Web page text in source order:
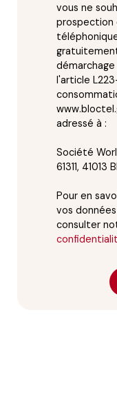
vous ne
prospection
l'article
adressé à :
Société
61311, 41013
Pour en
vos
consulter